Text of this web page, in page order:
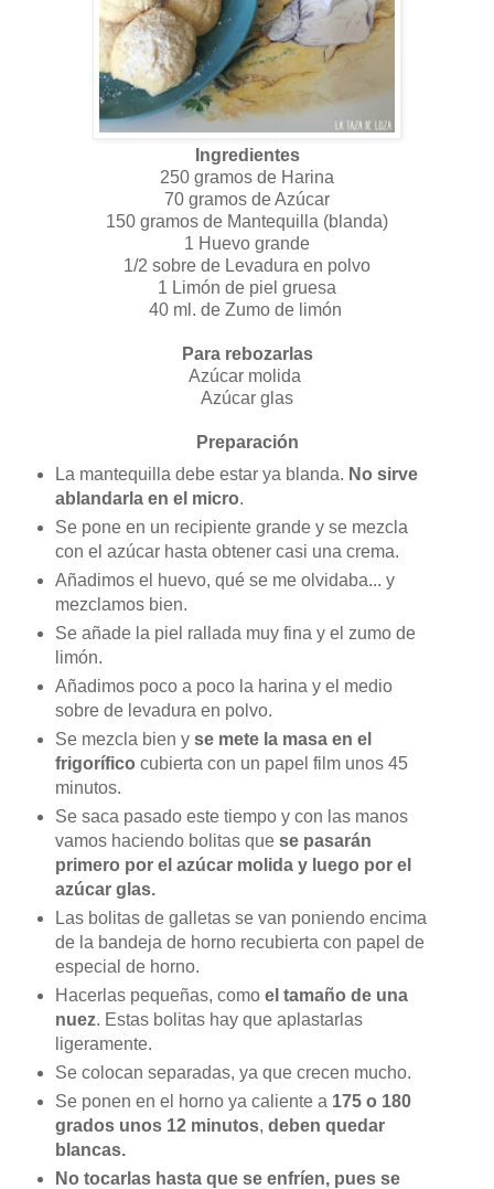
Ingredientes
250 gramos de Harina
70 gramos de Azúcar
150 gramos de Mantequilla (blanda)
1 Huevo grande
1/2 sobre de Levadura en polvo
1 Limón de piel gruesa
40 ml. de Zumo de limón
Para rebozarlas
Azúcar molida
Azúcar glas
Preparación
La mantequilla debe estar ya blanda. No sirve
ablandarla en el micro.
Se pone en un recipiente grande y se mezcla
con el azúcar hasta obtener casi una crema.
Añadimos el huevo, qué se me olvidaba... y
mezclamos bien.
Se añade la piel rallada muy fina y el zumo de
limón.
Añadimos poco a poco la harina y el medio
sobre de levadura en polvo.
Se mezcla bien y se mete la masa en el
frigorífico cubierta con un papel film unos 45
minutos.
Se saca pasado este tiempo y con las manos
vamos haciendo bolitas que se pasarán
primero por el azúcar molida y luego por el
azúcar glas.
Las bolitas de galletas se van poniendo encima
de la bandeja de horno recubierta con papel de
especial de horno.
Hacerlas pequeñas, comoel tamaño de una
nuez. Estas bolitas hay que aplastarlas
ligeramente.
Se colocan separadas, ya que crecen mucho.
Se ponen en el horno ya caliente a 175 o 180
grados unos 12 minutos, deben quedar
blancas.
No tocarlas hasta que se enfríen, pues se